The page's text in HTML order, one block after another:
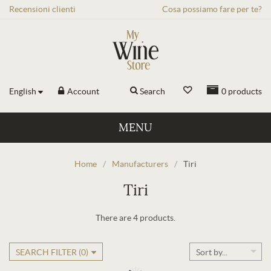
Recensioni clienti Cosa possiamo fare per te?
English Account 0 products
Search
MENU
Home / Manufacturers / Tiri
Tiri
There are 4 products.
SEARCH FILTER (0) Sort by...